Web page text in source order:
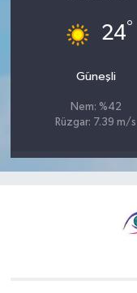
24°
Güneşli
Nem: %42
Rüzgar: 7.39 m/s